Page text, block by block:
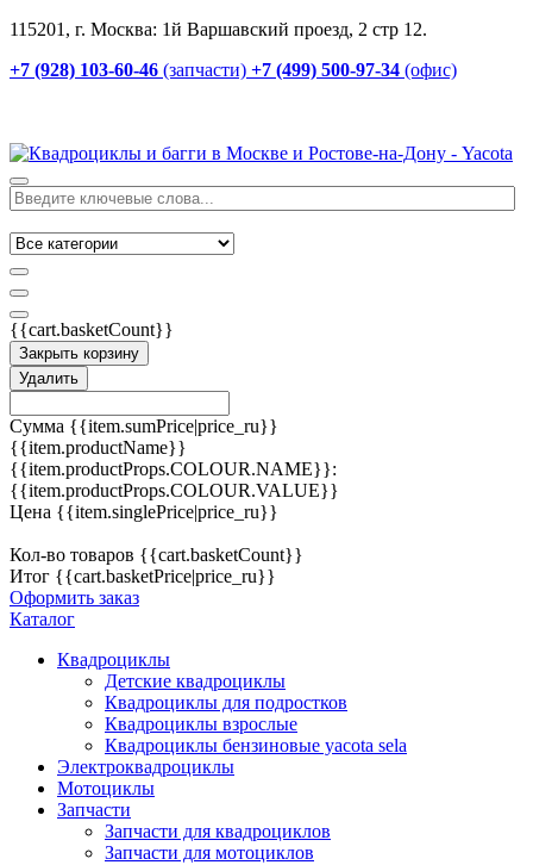
115201, г. Москва: 1й Варшавский проезд, 2 стр 12.
+7 (928) 103-60-46 (запчасти) +7 (499) 500-97-34 (офис)
{{cart.basketCount}}
Закрыть корзину
Удалить
Сумма {{item.sumPrice|price_ru}}
{{item.productName}}
{{item.productProps.COLOUR.NAME}}:
{{item.productProps.COLOUR.VALUE}}
Цена {{item.singlePrice|price_ru}}
Кол-во товаров {{cart.basketCount}}
Итог {{cart.basketPrice|price_ru}}
Оформить заказ
Каталог
Квадроциклы
Детские квадроциклы
Квадроциклы для подростков
Квадроциклы взрослые
Квадроциклы бензиновые yacota sela
Электроквадроциклы
Мотоциклы
Запчасти
Запчасти для квадроциклов
Запчасти для мотоциклов